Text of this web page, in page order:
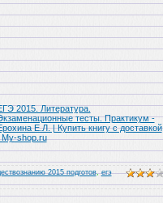
2015. Литература.
тесты. Практикум -
Е.Л. | Купить книгу с доставкой
shop.ru
2015 подготов,егэ